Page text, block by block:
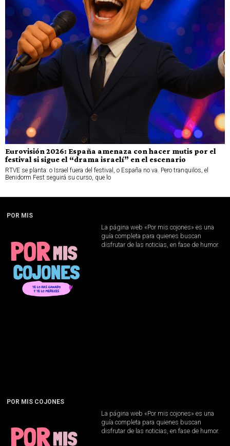
Eurovisión 2026: España amenaza con hacer mutis por el
festival si sigue el “drama israelí” en el escenario
RTVE se planta: o Israel fuera del festival, o España no va. Pero tranquilos, el
Benidorm Fest seguirá su curso, que lo
POR MIS
La página web «Por mis cojones» es una
guía completa para quienes buscan
disfrutar de las noticias, en fase de humor.
POR MIS COJONES
La página web «Por mis cojones» es una
guía completa para quienes buscan
disfrutar de las noticias, en fase de humor.